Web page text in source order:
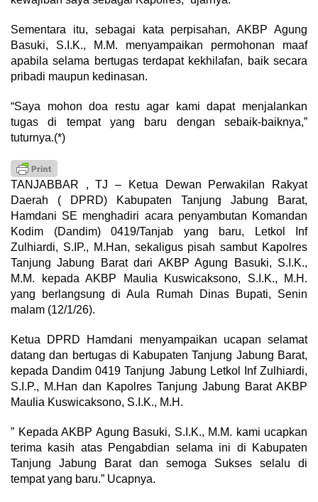
Sementara itu, sebagai kata perpisahan, AKBP Agung
Basuki, S.I.K., M.M. menyampaikan permohonan maaf
apabila selama bertugas terdapat kekhilafan, baik secara
pribadi maupun kedinasan.
“Saya mohon doa restu agar kami dapat menjalankan
tugas di tempat yang baru dengan sebaik-baiknya,”
tuturnya.(*)
TANJABBAR , TJ – Ketua Dewan Perwakilan Rakyat
Daerah ( DPRD) Kabupaten Tanjung Jabung Barat,
Hamdani SE menghadiri acara penyambutan Komandan
Kodim (Dandim) 0419/Tanjab yang baru, Letkol Inf
Zulhiardi, S.IP., M.Han, sekaligus pisah sambut Kapolres
Tanjung Jabung Barat dari AKBP Agung Basuki, S.I.K.,
M.M. kepada AKBP Maulia Kuswicaksono, S.I.K., M.H.
yang berlangsung di Aula Rumah Dinas Bupati, Senin
malam (12/1/26).
Ketua DPRD Hamdani menyampaikan ucapan selamat
datang dan bertugas di Kabupaten Tanjung Jabung Barat,
kepada Dandim 0419 Tanjung Jabung Letkol Inf Zulhiardi,
S.I.P., M.Han dan Kapolres Tanjung Jabung Barat AKBP
Maulia Kuswicaksono, S.I.K., M.H.
” Kepada AKBP Agung Basuki, S.I.K., M.M. kami ucapkan
terima kasih atas Pengabdian selama ini di Kabupaten
Tanjung Jabung Barat dan semoga Sukses selalu di
tempat yang baru.” Ucapnya.